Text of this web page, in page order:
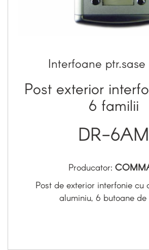
Interfoane
Post exterior
6 familii
DR-6AM
Producator:
Post de exterior interfonie cu
aluminiu, 6 butoane de